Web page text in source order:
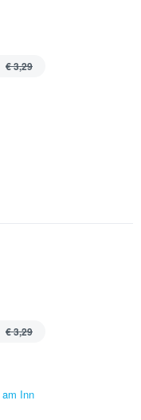
€ 3,29
€ 3,29
am Inn